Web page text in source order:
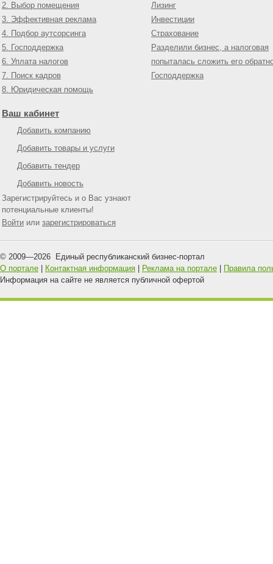
2. Выбор помещения
3. Эффективная реклама
4. Подбор аутсорсинга
5. Господдержка
6. Уплата налогов
7. Поиск кадров
8. Юридическая помощь
Лизинг
Инвестиции
Страхование
Разделили бизнес, а налоговая
попыталась сложить его
Господдержка
Ваш кабинет
Добавить компанию
Добавить товары и услуги
Добавить тендер
Добавить новость
Зарегистрируйтесь и о Вас узнают
потенциальные клиенты!
Войти или зарегистрироваться
© 2009—2026 Единый республиканский бизнес-портал
О портале
Контактная информация Реклама на портале
Правила
Информация на сайте не является публичной офертой